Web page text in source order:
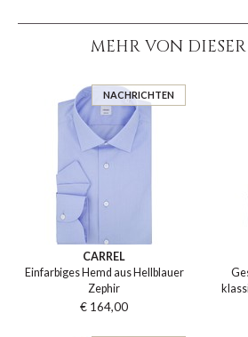
MEHR VON
NACHRICHTEN
CARREL
Einfarbiges Hemd aus Hellblauer
Zephir
€ 164,00